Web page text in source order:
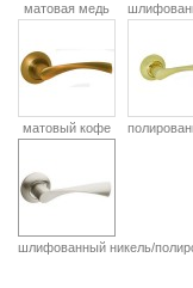
матовая медь
матовый кофе
шлифованный никель/